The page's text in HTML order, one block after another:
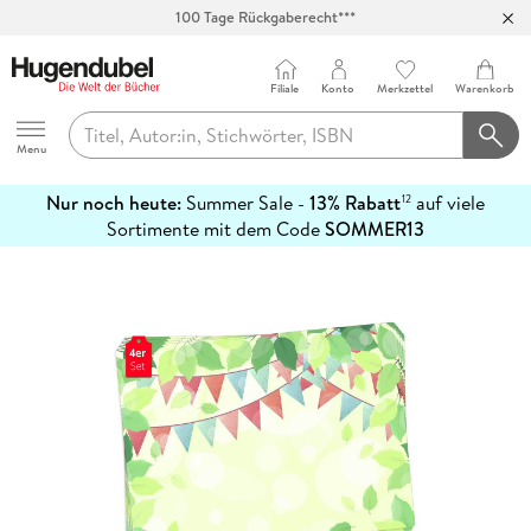
100 Tage Rückgaberecht***
Hugendubel
Menu
Filiale Konto Merkzettel Warenkorb
Nur noch heute: Summer Sale - 13% Rabatt12 auf viele
Sortimente mit dem CodeSOMMER13
erfahren